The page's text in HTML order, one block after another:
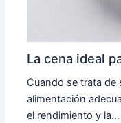
La cena ideal
Cuando se trata de
alimentación
el rendimiento y la…